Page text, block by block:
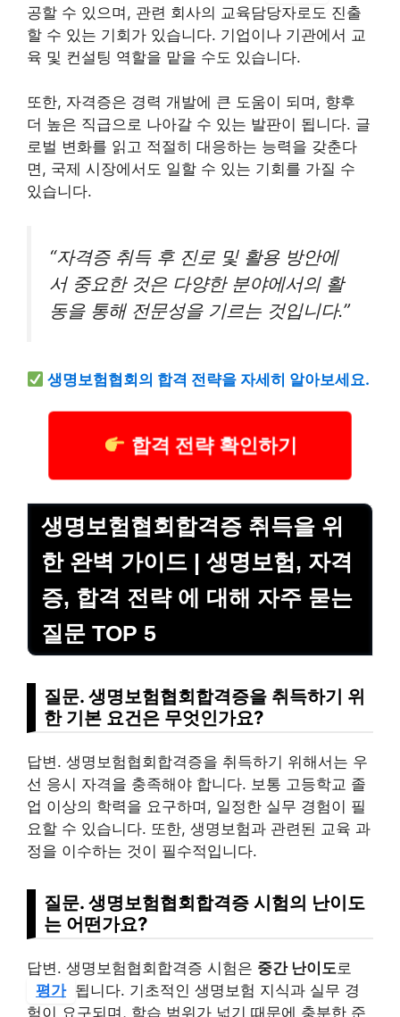
공할 수 있으며, 관련 회사의 교육담당자로도 진출
할 수 있는 기회가 있습니다. 기업이나 기관에서 교
육 및 컨설팅 역할을 맡을 수도 있습니다.
또한, 자격증은 경력 개발에 큰 도움이 되며, 향후
더 높은 직급으로 나아갈 수 있는 발판이 됩니다. 글
로벌 변화를 읽고 적절히 대응하는 능력을 갖춘다
면, 국제 시장에서도 일할 수 있는 기회를 가질 수
있습니다.
“자격증 취득 후 진로 및 활용 방안에
서 중요한 것은 다양한 분야에서의 활
동을 통해 전문성을 기르는 것입니다.”
생명보험협회의 합격 전략을 자세히 알아보세요.
합격 전략 확인하기
생명보험협회합격증 취득을 위
한 완벽 가이드 | 생명보험, 자격
증, 합격 전략 에 대해 자주 묻는
질문 TOP 5
질문. 생명보험협회합격증을 취득하기 위
한 기본 요건은 무엇인가요?
답변. 생명보험협회합격증을 취득하기 위해서는 우
선 응시 자격을 충족해야 합니다. 보통 고등학교 졸
업 이상의 학력을 요구하며, 일정한 실무 경험이 필
요할 수 있습니다. 또한, 생명보험과 관련된 교육 과
정을 이수하는 것이 필수적입니다.
질문. 생명보험협회합격증 시험의 난이도
는 어떤가요?
답변. 생명보험협회합격증 시험은 중간 난이도 로
평가 됩니다. 기초적인 생명보험 지식과 실무 경
험이 요구되며, 학습 범위가 넓기 때문에 충분한 준